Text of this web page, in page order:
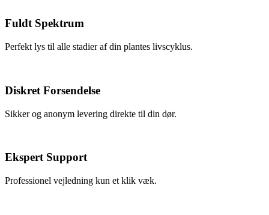
Fuldt Spektrum
Perfekt lys til alle stadier af din plantes livscyklus.
Diskret Forsendelse
Sikker og anonym levering direkte til din dør.
Ekspert Support
Professionel vejledning kun et klik væk.